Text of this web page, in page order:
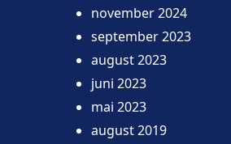
november 2024
september 2023
august 2023
juni 2023
mai 2023
august 2019